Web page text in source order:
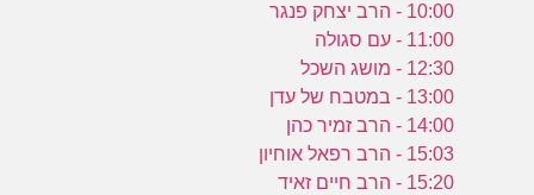
10:00 - הרב יצחק פנגר
11:00 - עם סגולה
12:30 - מושג השכל
13:00 - במטבח של עדן
14:00 - הרב זמיר כהן
15:03 - הרב רפאל אוחיון
15:20 - הרב חיים זאיד